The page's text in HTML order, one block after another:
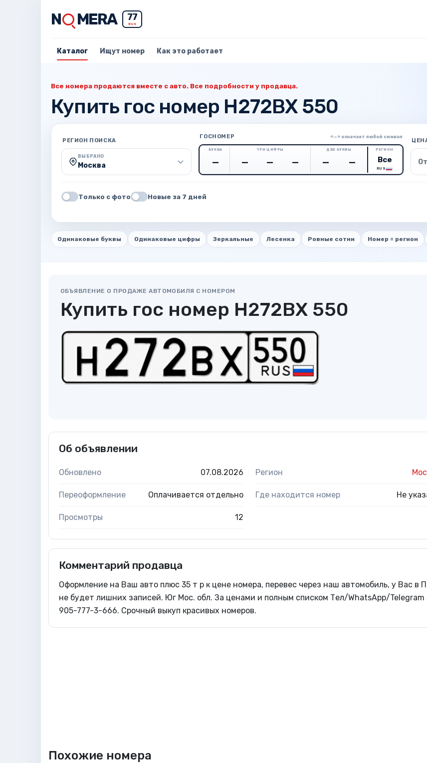
N MERA 77
RUS
Каталог Ищут номер Как это работает
Все номера продаются вместе с авто. Все подробности у продавца.
Купить гос номер Н272ВХ 550
РЕГИОН ПОИСКА
ВЫБРАНО
Москва
ГОСНОМЕР «—» означает любой символ
БУКВА ТРИ ЦИФРЫ ДВЕ БУКВЫ РЕГИОН
RUS
Только с фото Новые за 7 дней
Одинаковые буквы Одинаковые цифры Зеркальные Лесенка Ровные сотни Номер = регион
ОБЪЯВЛЕНИЕ О ПРОДАЖЕ АВТОМОБИЛЯ С НОМЕРОМ
Купить гос номер Н272ВХ 550
Об объявлении
Обновлено 07.08.2026 Регион
Переоформление Оплачивается отдельно Где находится номер Не
Просмотры 12
Комментарий продавца
Оформление на Ваш авто плюс 35 т р к цене номера, перевес через наш автомобиль, у Вас в
не будет лишних записей. Юг Мос. обл. За ценами и полным списком Тел/WhatsApp/Telegram
905-777-3-666. Срочный выкуп красивых номеров.
Похожие номера